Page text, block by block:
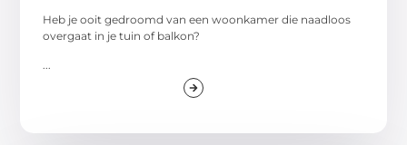
Heb je ooit gedroomd van een woonkamer die naadloos
overgaat in je tuin of balkon?
...